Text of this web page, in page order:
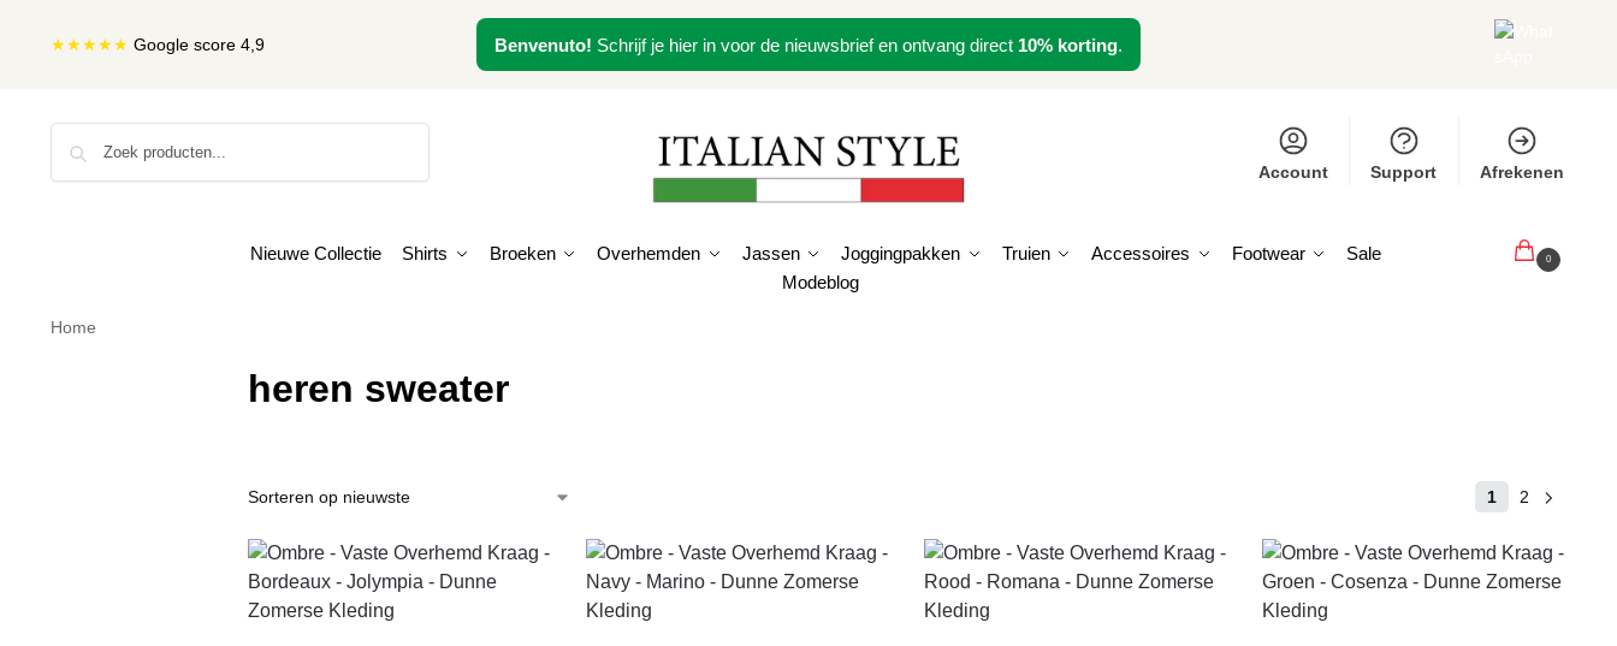
★★★★★ Google score 4,9 Benvenuto! Schrijf je hier in voor de nieuwsbrief en ontvang direct 10% korting.
Account Support Afrekenen
Nieuwe Collectie Shirts Broeken Overhemden Jassen Joggingpakken Truien Accessoires Footwear
Sale
Modeblog
0
Home
heren sweater
1 2